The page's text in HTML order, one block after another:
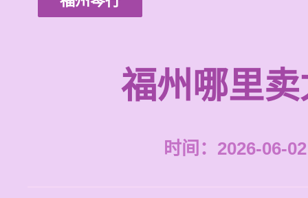
福州哪里
时间：2026-06-